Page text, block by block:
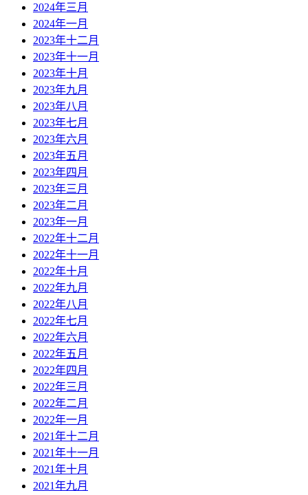
2024年三月
2024年一月
2023年十二月
2023年十一月
2023年十月
2023年九月
2023年八月
2023年七月
2023年六月
2023年五月
2023年四月
2023年三月
2023年二月
2023年一月
2022年十二月
2022年十一月
2022年十月
2022年九月
2022年八月
2022年七月
2022年六月
2022年五月
2022年四月
2022年三月
2022年二月
2022年一月
2021年十二月
2021年十一月
2021年十月
2021年九月